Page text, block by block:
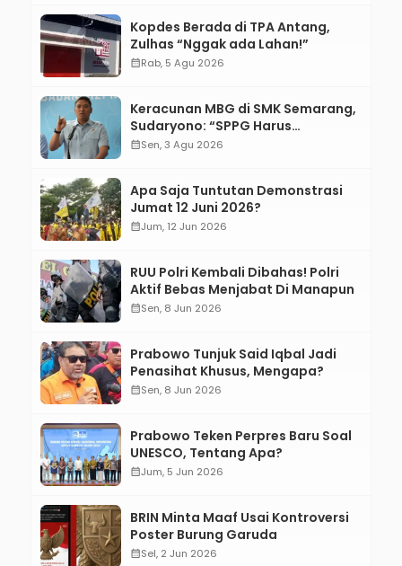
Kopdes Berada di TPA Antang,
Zulhas “Nggak ada Lahan!”
calendar_monthRab, 5 Agu 2026
Keracunan MBG di SMK Semarang,
Sudaryono: “SPPG Harus
Bertanggung Jawab!”
calendar_monthSen, 3 Agu 2026
Apa Saja Tuntutan Demonstrasi
Jumat 12 Juni 2026?
calendar_monthJum, 12 Jun 2026
RUU Polri Kembali Dibahas! Polri
Aktif Bebas Menjabat Di Manapun
calendar_monthSen, 8 Jun 2026
Prabowo Tunjuk Said Iqbal Jadi
Penasihat Khusus, Mengapa?
calendar_monthSen, 8 Jun 2026
Prabowo Teken Perpres Baru Soal
UNESCO, Tentang Apa?
calendar_monthJum, 5 Jun 2026
BRIN Minta Maaf Usai Kontroversi
Poster Burung Garuda
calendar_monthSel, 2 Jun 2026